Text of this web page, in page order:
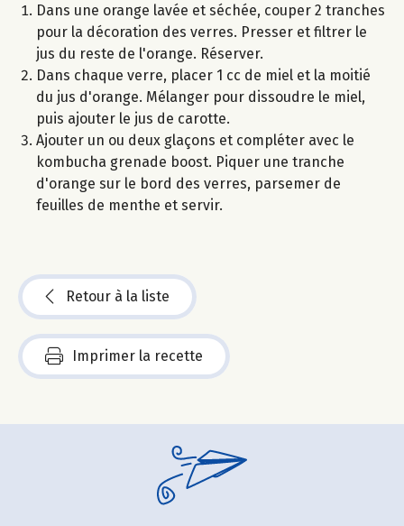
Dans une orange lavée et séchée, couper 2 tranches
pour la décoration des verres. Presser et filtrer le
jus du reste de l'orange. Réserver.
Dans chaque verre, placer 1 cc de miel et la moitié
du jus d'orange. Mélanger pour dissoudre le miel,
puis ajouter le jus de carotte.
Ajouter un ou deux glaçons et compléter avec le
kombucha grenade boost. Piquer une tranche
d'orange sur le bord des verres, parsemer de
feuilles de menthe et servir.
Retour à la liste
Imprimer la recette